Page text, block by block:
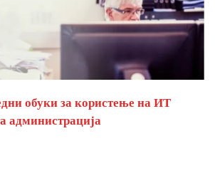
обуки за користење на ИТ
администрација